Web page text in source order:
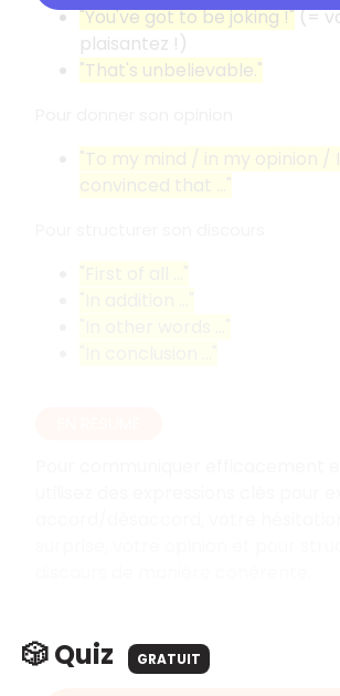
"You've got to be joking!"(=
plaisantez !)
"That's unbelievable."
🎲 Quiz GRATUIT